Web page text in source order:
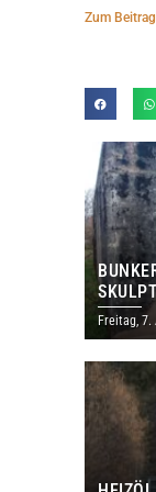
Zum
LÄDT
Freitag,